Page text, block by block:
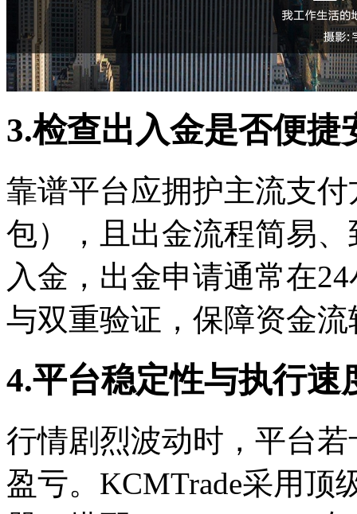
3.检查出入金是否便捷
靠谱平台应拥护主流支
包），且出金流程简易
入金，出金申请通常在
与双重验证，保障资金
4.平台稳定性与执行速
行情剧烈波动时，平台
盈亏。KCMTrade采用顶